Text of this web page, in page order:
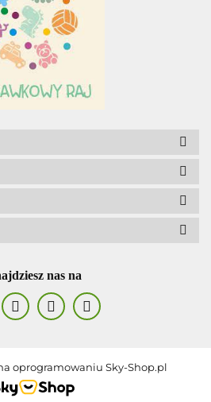
nas na
oprogramowaniu Sky-Shop.pl